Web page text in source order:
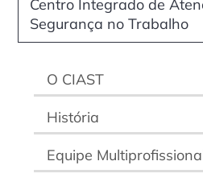
Centro Integrado de
Segurança no Trabalho
O CIAST
História
Equipe